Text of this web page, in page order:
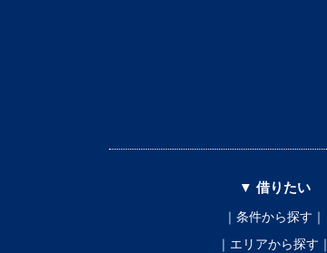
▼ 借りたい
｜条件から探す｜
｜エリアから探す｜